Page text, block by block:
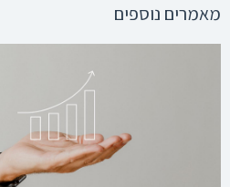
מאמרים נוספים